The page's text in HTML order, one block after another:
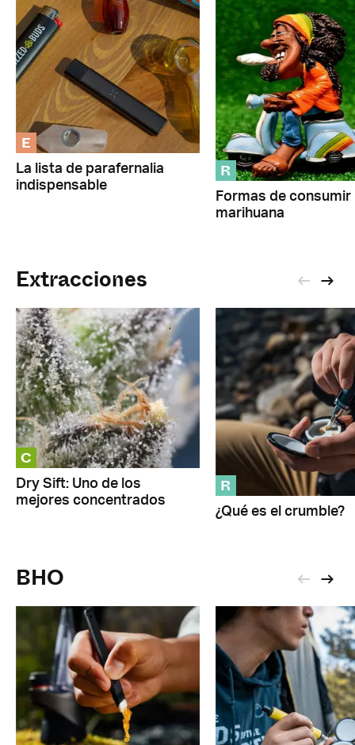
E
La lista de parafernalia
indispensable
R
Formas de consumir
marihuana
Extracciones
C
Dry Sift: Uno de los
mejores concentrados
R
¿Qué es el crumble?
BHO